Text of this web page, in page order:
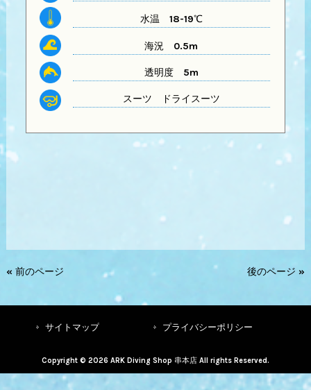
水温 18-19℃
海況 0.5m
透明度5m
スーツ ドライスーツ
« 前のページ 後のページ »
サイトマップ プライバシーポリシー
Copyright © 2026 ARK Diving Shop 串本店 All rights Reserved.